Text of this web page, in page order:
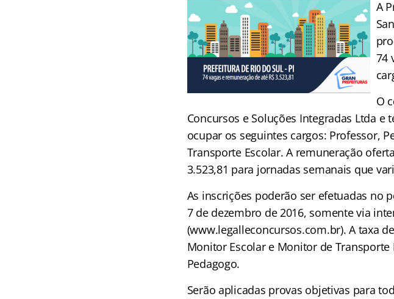
A
74
O
Concursos e Soluções Integradas Ltda
ocupar os seguintes cargos: Professor,
Transporte Escolar. A remuneração
3.523,81 para jornadas semanais que
As inscrições poderão ser efetuadas no
7 de dezembro de 2016, somente via
(www.legalleconcursos.com.br). A taxa
Monitor Escolar e Monitor de Transporte
Pedagogo.
Serão aplicadas provas objetivas para